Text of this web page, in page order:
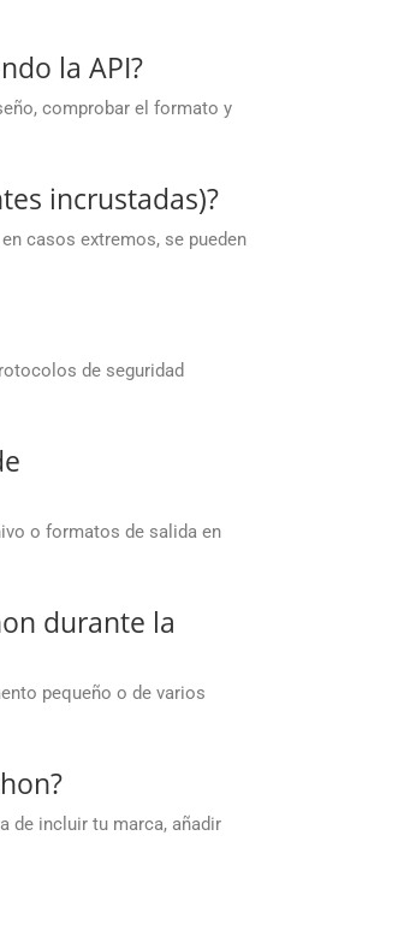
la API?
comprobar el formato y
incrustadas)?
casos extremos, se pueden
de seguridad
o formatos de salida en
durante la
pequeño o de varios
de incluir tu marca, añadir